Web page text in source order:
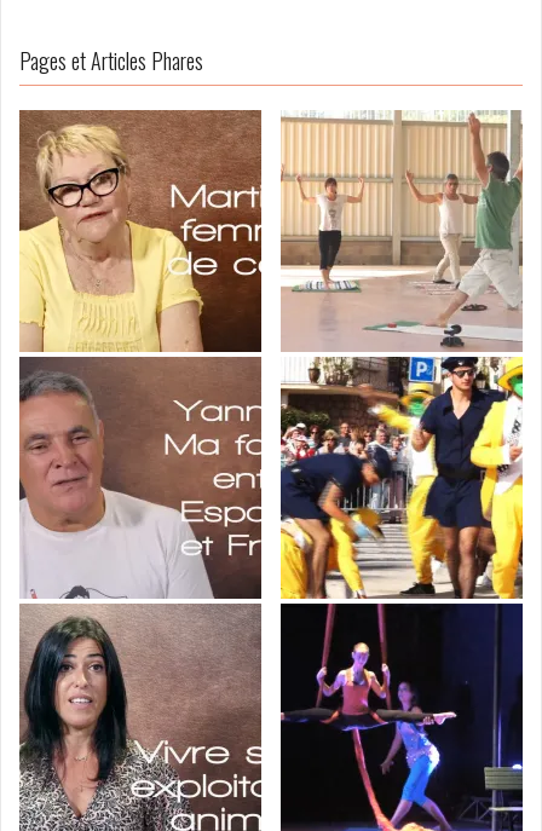
Pages et Articles Phares